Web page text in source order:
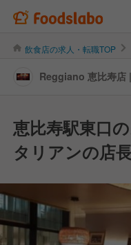
飲食店の求人・転職TOP
Reggiano 恵比寿店
恵比寿駅東口
タリアンの店